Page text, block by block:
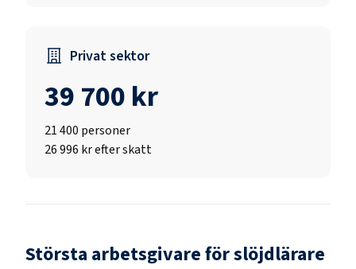
Privat sektor
39 700 kr
21 400 personer
26 996 kr efter skatt
Största arbetsgivare förslöjdlärare